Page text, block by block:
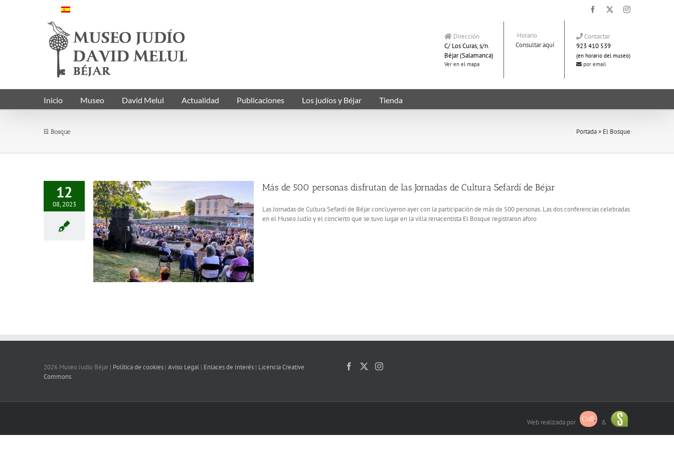
Facebook Instagram
Dirección
C/ Los Curas, s/n.
Béjar (Salamanca)
Ver en el mapa
Horario
Consultar aquí
Contactar
923 410 539
(en horario del museo)
por email
Inicio Museo David Melul Actualidad Publicaciones Los judíos y Béjar Tienda
El Bosque Portada» El Bosque
12
08, 2023
Más de 500 personas disfrutan de las Jornadas de Cultura Sefardí de Béjar
Las Jornadas de Cultura Sefardí de Béjar concluyeron ayer con la participación de más de 500 personas. Las dos conferencias celebradas
en el Museo Judío y el concierto que se tuvo lugar en la villa renacentista El Bosque registraron aforo
2026 Museo Judío Béjar | Política de cookies | Aviso Legal | Enlaces de Interés | Licencia Creative
Commons
Web realizada por &